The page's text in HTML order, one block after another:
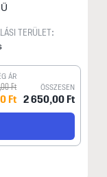
TERÜLET:
ÁR
Ft
Ft
ÖSSZESEN
2 650,00 Ft